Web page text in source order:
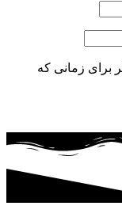
برای زمانی که